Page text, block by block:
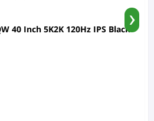
40 Inch 5K2K 120Hz IPS Black›